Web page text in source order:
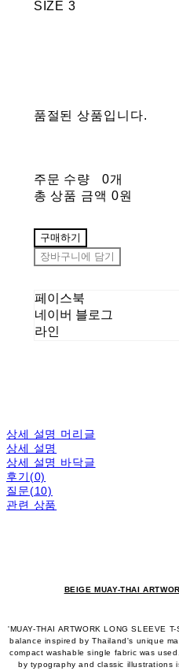
SIZE 3
품절된 상품입니다.
주문 수량
0개
총 상품 금액 0원
구매하기
장바구니에 담기
페이스북
네이버 블로그
라인
상세 설명 머리글
상세 설명
상세 설명 바닥글
후기(0)
질문(10)
관련 상품
BEIGE MUAY-THAI
​​​​'MUAY-THAI ARTWORK LONG SLEEVE
balance inspired by Thailand's unique
compact washable single fabric was
by typography and classic illustrations